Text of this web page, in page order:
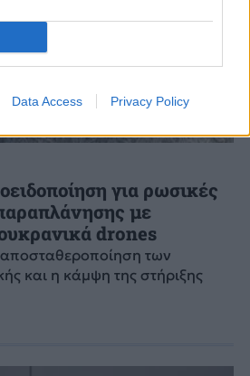
Data Access Privacy Policy
για ρωσικές
με
drones
αποσταθεροποίηση των
και η κάμψη της στήριξης